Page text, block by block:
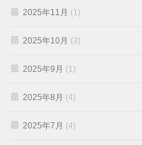
2025年11月 (1)
2025年10月 (3)
2025年9月 (1)
2025年8月 (4)
2025年7月 (4)